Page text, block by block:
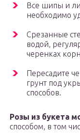
Все шипы и
необходимо
Срезанные
водой,
черенках
Пересадите
грунт под
способов.
Розы из букета
способом, в том